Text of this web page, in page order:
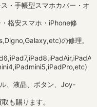
・手帳型スマホカバー・オ
格安スマホ・iPhone修
の修理。
、液晶、ボタン、Joy-
も賜ります。